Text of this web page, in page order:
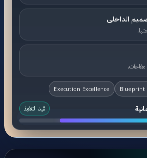
الداخلى
Blueprint
Execution Excellence
قيد التنفيذ